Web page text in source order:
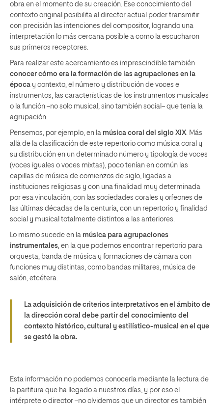
obra en el momento de su creación. Ese conocimiento del
contexto original posibilita al director actual poder transmitir
con precisión las intenciones del compositor, logrando una
interpretación lo más cercana posible a como la escucharon
sus primeros receptores.
Para realizar este acercamiento es imprescindible también
conocer cómo era la formación de las agrupaciones en la
época y contexto, el número y distribución de voces e
instrumentos, las características de los instrumentos musicales
o la función –no solo musical, sino también social– que tenía la
agrupación.
Pensemos, por ejemplo, en la música coral del siglo XIX . Más
allá de la clasificación de este repertorio como música coral y
su distribución en un determinado número y tipología de voces
(voces iguales o voces mixtas), poco tenían en común las
capillas de música de comienzos de siglo, ligadas a
instituciones religiosas y con una finalidad muy determinada
por esa vinculación, con las sociedades corales y orfeones de
las últimas décadas de la centuria, con un repertorio y finalidad
social y musical totalmente distintos a las anteriores.
Lo mismo sucede en la música para agrupaciones
instrumentales , en la que podemos encontrar repertorio para
orquesta, banda de música y formaciones de cámara con
funciones muy distintas, como bandas militares, música de
salón, etcétera.
La adquisición de criterios interpretativos en el ámbito de
la dirección coral debe partir del conocimiento del
contexto histórico, cultural y estilístico-musical en el que
se gestó la obra.
Esta información no podemos conocerla mediante la lectura de
la partitura que ha llegado a nuestros días, y por eso el
intérprete o director –no olvidemos que un director es también